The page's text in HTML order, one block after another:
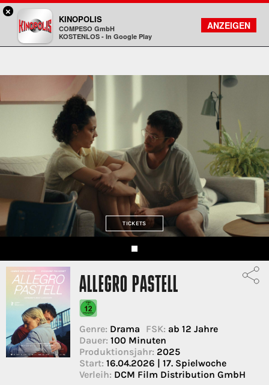
Kinopolis
FILMSUCHE
KONTO
TICKETS
ALLEGRO PASTELL
Genre: Drama FSK: ab 12 Jahre
Dauer: 100 Minuten
Produktionsjahr: 2025
Start: 16.04.2026 | 17. Spielwoche
Verleih: DCM Film Distribution GmbH
×
KINOPOLIS
COMPESO GmbH
KOSTENLOS - In Google Play
ANZEIGEN